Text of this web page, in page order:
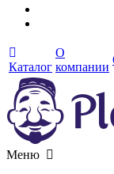
Каталог
О
компании
Меню